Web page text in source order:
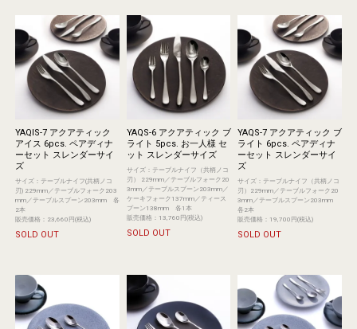
YAQIS-7 アクアティック
アイス 6pcs. ペアディナ
ーセット スレンダーサイ
ズ
サイズ：テーブルナイフ(共柄ノコ
刃) 229mm／テーブルフォーク203
mm／テーブルスプーン203mm 各
2本
販売価格：23,660円(税込)
SOLD OUT
YAQS-6 アクアティック ブ
ライト 5pcs. お一人様 セ
ット スレンダーサイズ
サイズ：テーブルナイフ（共柄ノコ
刃） 229mm／テーブルフォーク20
3mm／テーブルスプーン203mm／
ケーキフォーク137mm／ティース
プーン138mm 各1本
販売価格：13,760円(税込)
SOLD OUT
YAQS-7 アクアティック ブ
ライト 6pcs. ペアディナ
ーセット スレンダーサイ
ズ
サイズ：テーブルナイフ（共柄ノコ
刃）229mm／テーブルフォーク20
3mm／テーブルスプーン203mm
各2本
販売価格：19,700円(税込)
SOLD OUT